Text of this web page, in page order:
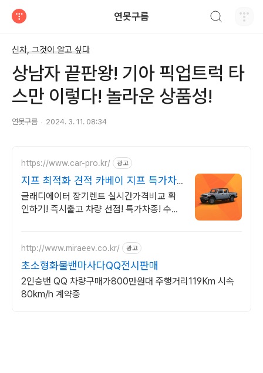
연못구름
신차, 그것이 알고 싶다
상남자 끝판왕! 기아 픽업트럭 타
스만 이렇다! 놀라운 상품성!
연못구름 2024. 3. 11. 08:34
https://www.car-pro.kr/ 광고
지프 최적화 견적 카베이 지프 특가차
량 무료견적
글래디에이터 장기렌트 실시간가격비교 확
인하기! 즉시출고 차량 선점! 특가차종! 수입
http://www.miraeev.co.kr/ 광고
초소형화물밴마사다QQ전시판매
2인승밴 QQ 차량구매가800만원대 주행거리119Km 시속
80km/h 계약중